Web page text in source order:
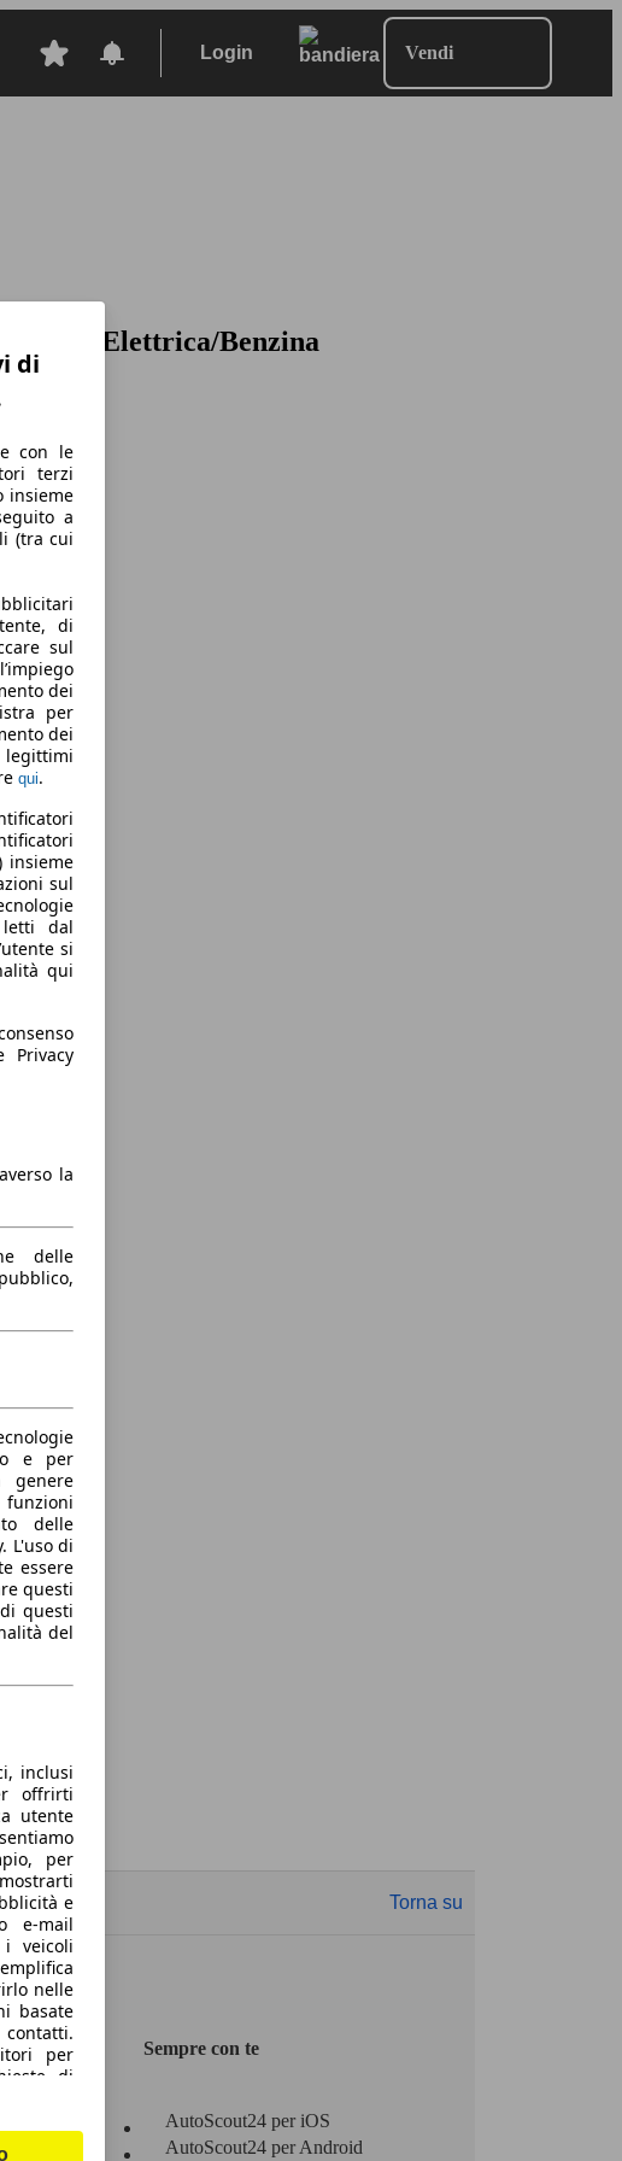
Login Vendi
up, Elettrica/Benzina
Torna su
Sempre con te
AutoScout24 per iOS
AutoScout24 per Android
di
con le
terzi
insieme
a
(tra cui
di
sul
dei
per
dei
legittimi
qui.
insieme
sul
letti dal
si
qui
Privacy
la
delle
e per
genere
funzioni
delle
L'uso di
essere
questi
questi
del
inclusi
offrirti
utente
per
e
e-mail
veicoli
nelle
basate
per
di
tali